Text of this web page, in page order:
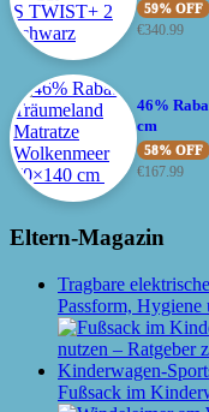
59% OFF
€340.99
46%
cm
58% OFF
€167.99
Eltern-Magazin
Tragbare
Passform, Hygiene
Fußsack im